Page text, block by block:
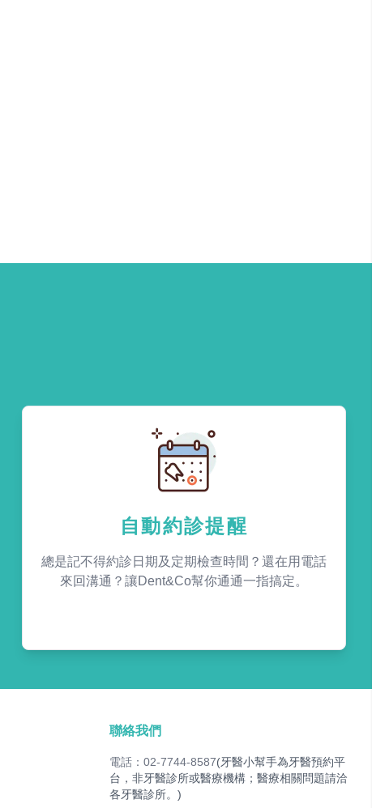
自動約診提醒
總是記不得約診日期及定期檢查時間？還在用電話
來回溝通？讓Dent&Co幫你通通一指搞定。
聯絡我們
電話：02-7744-8587(牙醫小幫手為牙醫預約平
台，非牙醫診所或醫療機構；醫療相關問題請洽
各牙醫診所。)